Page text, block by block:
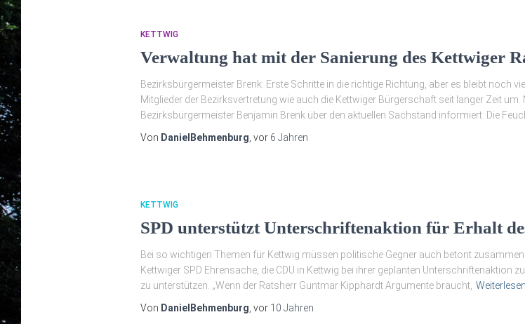
KETTWIG
Verwaltung hat mit der Sanierung des Kettwiger
Bezirksbürgermeister Brenk: Erste Schritte in die richtige Richtung, aber es bleibt noch
Mitglieder der Bezirksvertretung wie auch die Kettwiger Bürgerschaft seit langer Zeit
Bezirksbürgermeister Benjamin Brenk über den aktuellen Sachstand informiert: Die
Von DanielBehmenburg , vor 6 Jahren
KETTWIG
SPD unterstützt Unterschriftenaktion für Erhalt
Bei so wichtigen Themen für Kettwig müssen politische Gegner auch betont
Kettwiger SPD Ehrensache, die CDU in Kettwig bei ihrer geplanten Unterschriftenaktion
zu unterstützen. „Wenn der Ratsherr Guntmar Kipphardt Argumente braucht, Weiterlesen
Von DanielBehmenburg , vor 10 Jahren